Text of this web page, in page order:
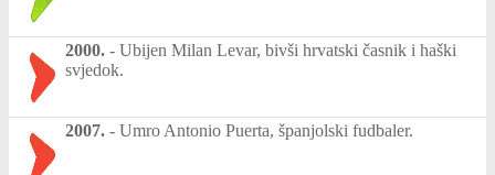
2000. - Ubijen Milan Levar, bivši hrvatski časnik i haški
svjedok.
2007. - Umro Antonio Puerta, španjolski fudbaler.